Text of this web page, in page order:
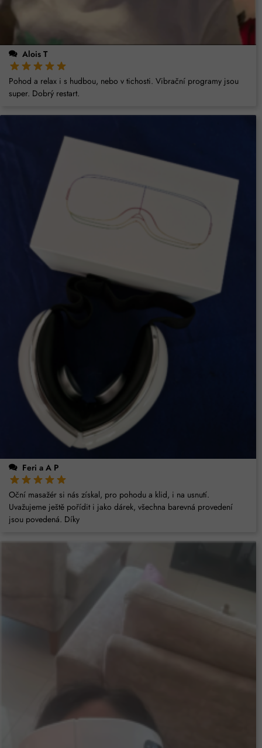
Alois T
Pohod a relax i s hudbou, nebo v tichosti. Vibrační programy jsou
super. Dobrý restart.
Feri a A P
Oční masažér si nás získal, pro pohodu a klid, i na usnutí.
Uvažujeme ještě pořídit i jako dárek, všechna barevná provedení
jsou povedená. Díky